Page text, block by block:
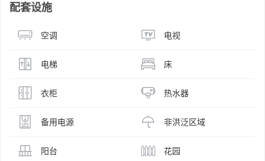
配套设施
空调 电视
电梯 床
衣柜 热水器
备用电源 非洪泛区域
阳台 花园